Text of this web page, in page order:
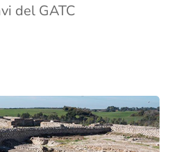
del GATC